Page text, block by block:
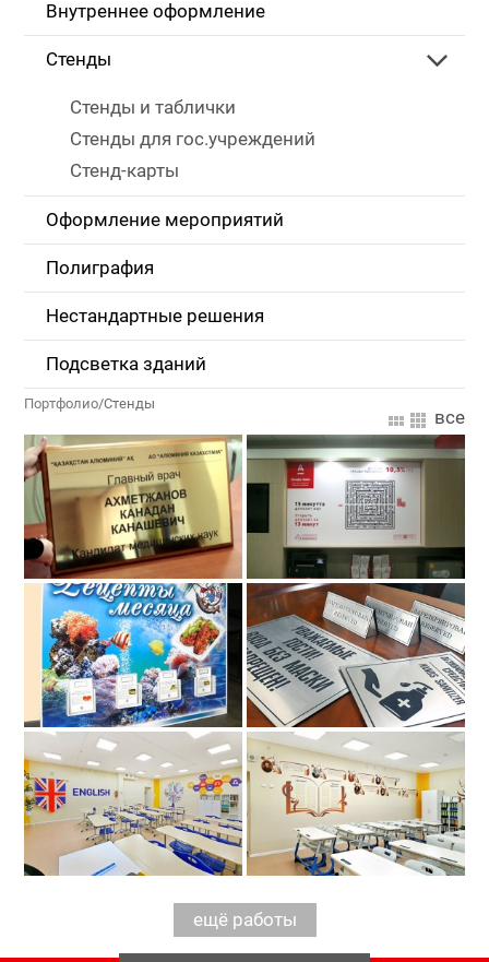
Внутреннее оформление
Стенды
Стенды и таблички
Стенды для гос.учреждений
Стенд-карты
Оформление мероприятий
Полиграфия
Нестандартные решения
Подсветка зданий
Портфолио/Стенды
все